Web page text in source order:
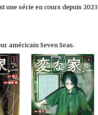
une série en cours depuis
américain Seven Seas.